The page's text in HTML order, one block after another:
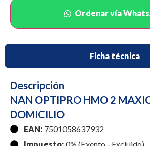
Ordenar vía
Ficha técnica
Descripción
NAN OPTIPRO HMO 2
DOMICILIO
EAN: 7501058637932